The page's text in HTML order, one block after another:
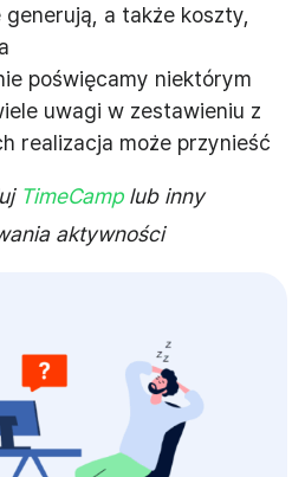
a także koszty,
poświęcamy niektórym
uwagi w zestawieniu z
realizacja może przynieść
TimeCamplub inny
aktywności